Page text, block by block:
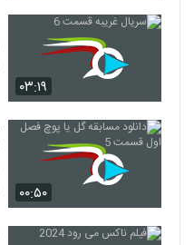
۰۳:۱۹
۰۰:۵۰